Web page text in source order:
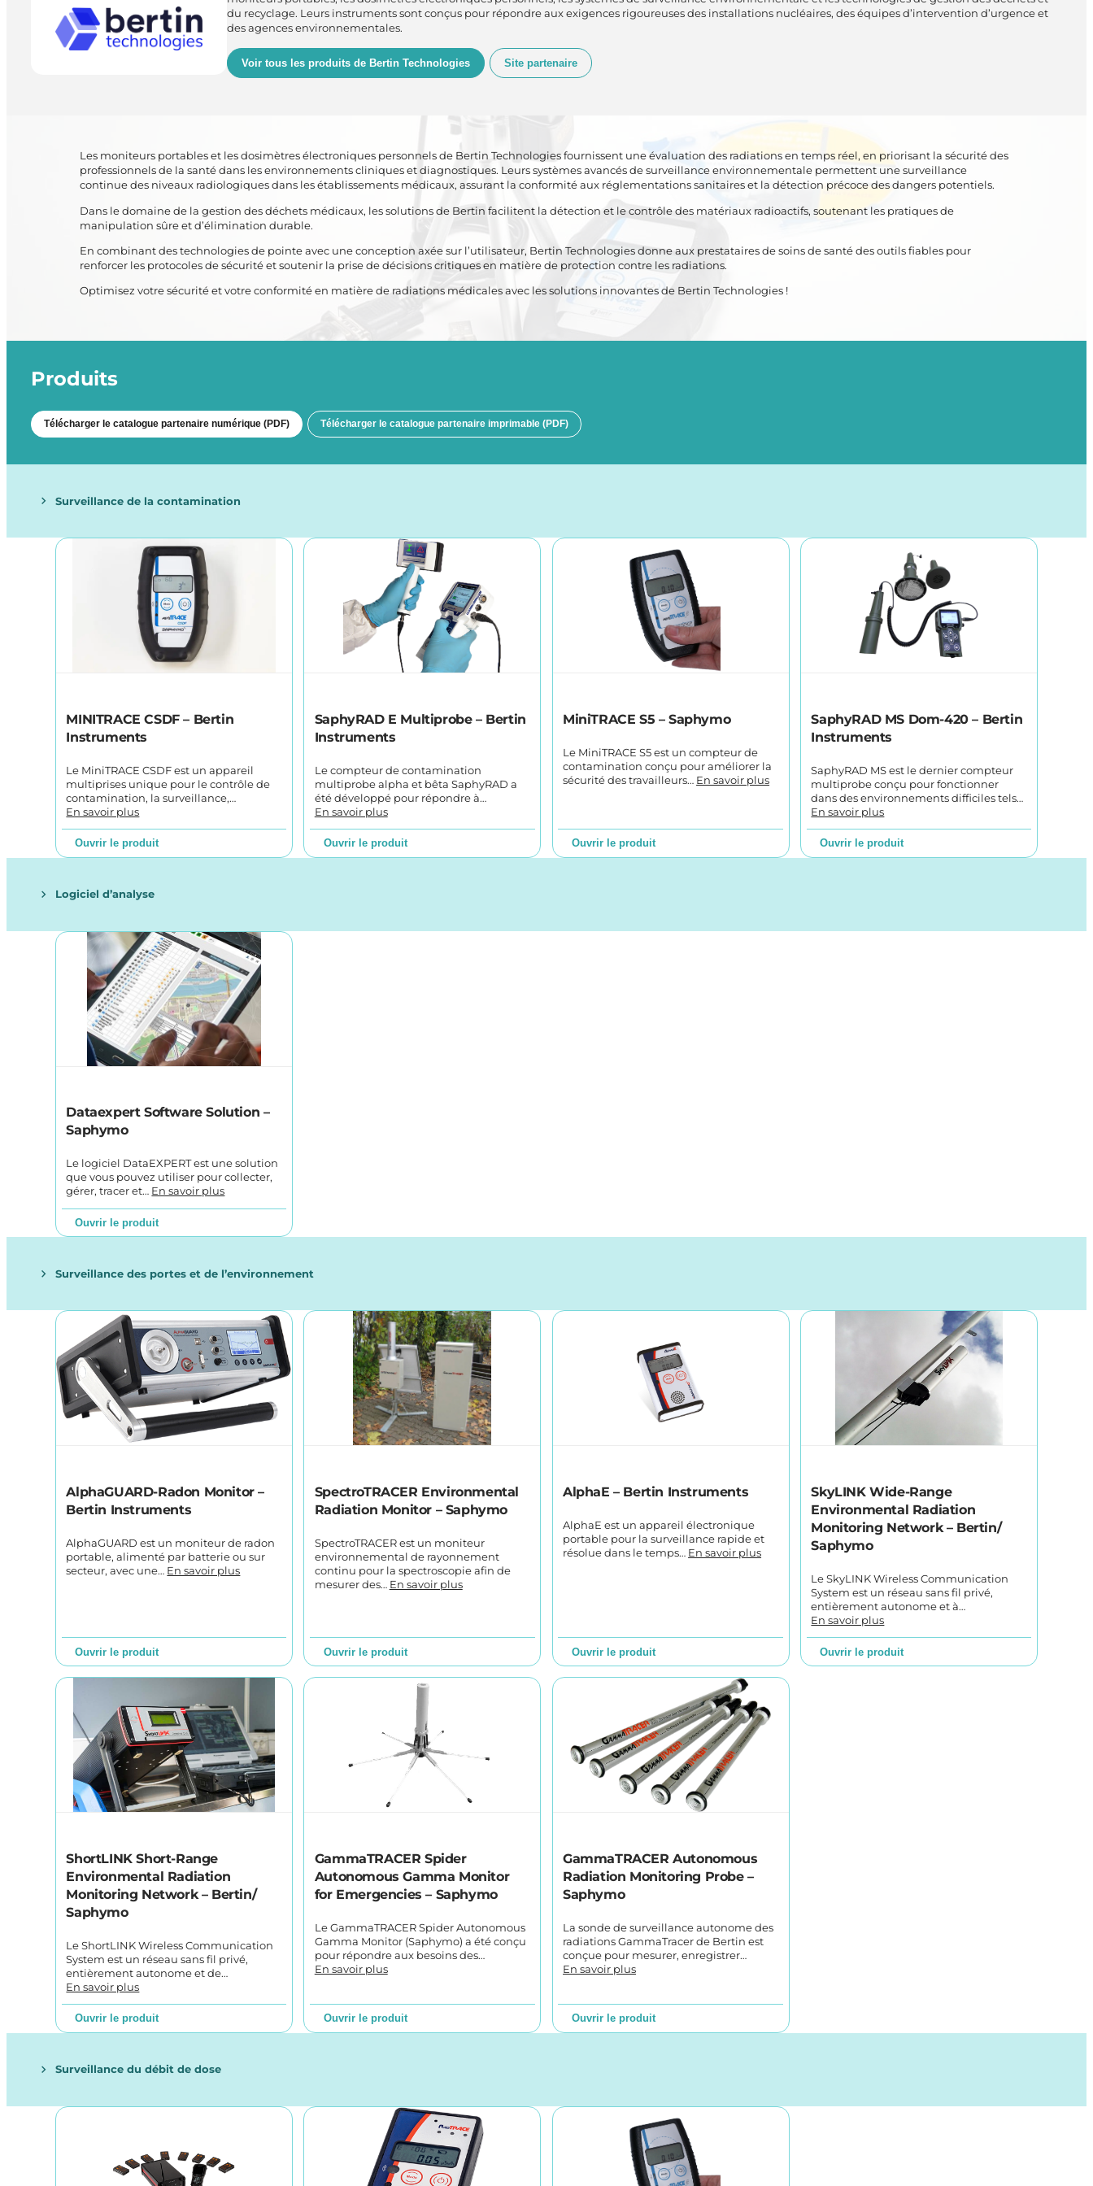
du recyclage. Leurs instruments sont conçus pour répondre aux exigences rigoureuses des installations nucléaires, des équipes d’intervention d’urgence et
des agences environnementales.
Voir tous les produits de Bertin Technologies Site partenaire
Les moniteurs portables et les dosimètres électroniques personnels de Bertin Technologies fournissent une évaluation des radiations en temps réel, en priorisant la sécurité des
professionnels de la santé dans les environnements cliniques et diagnostiques. Leurs systèmes avancés de surveillance environnementale permettent une surveillance
continue des niveaux radiologiques dans les établissements médicaux, assurant la conformité aux réglementations sanitaires et la détection précoce des dangers potentiels.
Dans le domaine de la gestion des déchets médicaux, les solutions de Bertin facilitent la détection et le contrôle des matériaux radioactifs, soutenant les pratiques de
manipulation sûre et d’élimination durable.
En combinant des technologies de pointe avec une conception axée sur l’utilisateur, Bertin Technologies donne aux prestataires de soins de santé des outils fiables pour
renforcer les protocoles de sécurité et soutenir la prise de décisions critiques en matière de protection contre les radiations.
Optimisez votre sécurité et votre conformité en matière de radiations médicales avec les solutions innovantes de Bertin Technologies !
Produits
Télécharger le catalogue partenaire numérique (PDF) Télécharger le catalogue partenaire imprimable (PDF)
Surveillance de la contamination
MINITRACE CSDF – Bertin
Instruments
Le MiniTRACE CSDF est un appareil
multiprises unique pour le contrôle de
contamination, la surveillance,…
En savoir plus
Ouvrir le produit
SaphyRAD E Multiprobe – Bertin
Instruments
Le compteur de contamination
multiprobe alpha et bêta SaphyRAD a
été développé pour répondre à…
En savoir plus
Ouvrir le produit
MiniTRACE S5 – Saphymo
Le MiniTRACE S5 est un compteur de
contamination conçu pour améliorer la
sécurité des travailleurs… En savoir plus
Ouvrir le produit
SaphyRAD MS Dom-420 – Bertin
Instruments
SaphyRAD MS est le dernier compteur
multiprobe conçu pour fonctionner
dans des environnements difficiles tels…
En savoir plus
Ouvrir le produit
Logiciel d’analyse
Dataexpert Software Solution –
Saphymo
Le logiciel DataEXPERT est une solution
que vous pouvez utiliser pour collecter,
gérer, tracer et… En savoir plus
Ouvrir le produit
Surveillance des portes et de l’environnement
AlphaGUARD-Radon Monitor –
Bertin Instruments
AlphaGUARD est un moniteur de radon
portable, alimenté par batterie ou sur
secteur, avec une… En savoir plus
Ouvrir le produit
SpectroTRACER Environmental
Radiation Monitor – Saphymo
SpectroTRACER est un moniteur
environnemental de rayonnement
continu pour la spectroscopie afin de
mesurer des… En savoir plus
Ouvrir le produit
AlphaE – Bertin Instruments
AlphaE est un appareil électronique
portable pour la surveillance rapide et
résolue dans le temps… En savoir plus
Ouvrir le produit
SkyLINK Wide-Range
Environmental Radiation
Monitoring Network – Bertin/
Saphymo
Le SkyLINK Wireless Communication
System est un réseau sans fil privé,
entièrement autonome et à…
En savoir plus
Ouvrir le produit
ShortLINK Short-Range
Environmental Radiation
Monitoring Network – Bertin/
Saphymo
Le ShortLINK Wireless Communication
System est un réseau sans fil privé,
entièrement autonome et de…
En savoir plus
Ouvrir le produit
GammaTRACER Spider
Autonomous Gamma Monitor
for Emergencies – Saphymo
Le GammaTRACER Spider Autonomous
Gamma Monitor (Saphymo) a été conçu
pour répondre aux besoins des…
En savoir plus
Ouvrir le produit
GammaTRACER Autonomous
Radiation Monitoring Probe –
Saphymo
La sonde de surveillance autonome des
radiations GammaTracer de Bertin est
conçue pour mesurer, enregistrer…
En savoir plus
Ouvrir le produit
Surveillance du débit de dose